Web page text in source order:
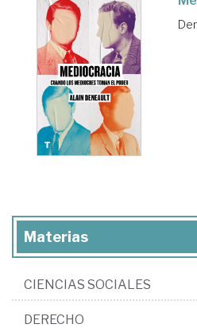
Materias
CIENCIAS SOCIALES
DERECHO